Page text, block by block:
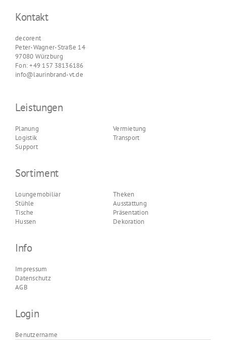
Kontakt
decorent
Peter-Wagner-Straße 14
97080 Würzburg
Fon: +49 157 38136186
info@laurinbrand-vt.de
Leistungen
Planung
Logistik
Support
Vermietung
Transport
Sortiment
Loungemobiliar
Stühle
Tische
Hussen
Theken
Ausstattung
Präsentation
Dekoration
Info
Impressum
Datenschutz
AGB
Login
Benutzername